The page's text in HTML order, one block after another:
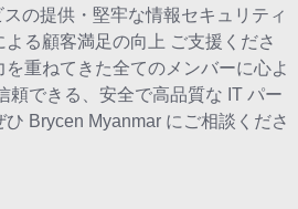
の提供・堅牢な情報セキュリティ
る顧客満足の向上 ご支援くださ
重ねてきた全てのメンバーに心よ
頼できる、安全で高品質な IT パー
ひ Brycen Myanmar にご相談くださ